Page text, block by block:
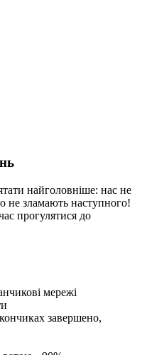
найголовніше: нас не
не зламають наступного!
прогулятися до
мережі
завершено,